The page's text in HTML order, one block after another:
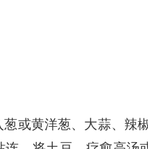
或黄洋葱、大蒜、辣